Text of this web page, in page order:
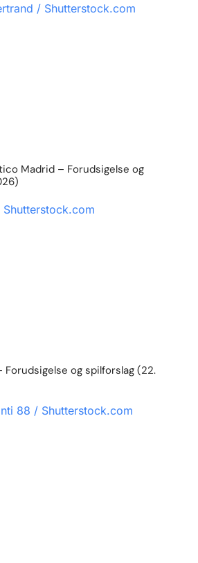
Madrid – Forudsigelse og
Forudsigelse og spilforslag (22.